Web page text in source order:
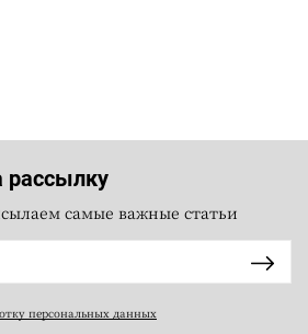
рассылку
самые важные статьи
персональных данных